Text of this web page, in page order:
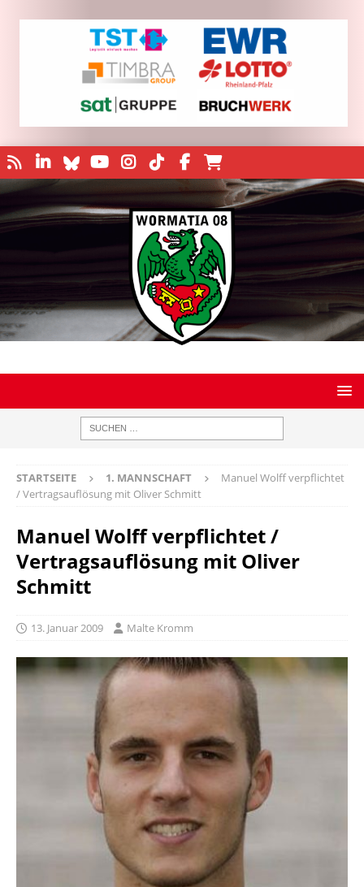
STARTSEITE 1. MANNSCHAFT
Manuel Wolff verpflichtet
/ Vertragsauflösung mit Oliver Schmitt
Manuel Wolff verpflichtet /
Vertragsauflösung mit Oliver
Schmitt
13. Januar 2009 Malte Kromm